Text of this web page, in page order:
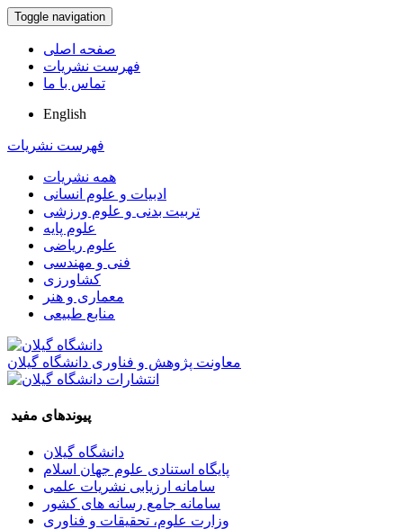
Toggle navigation
صفحه اصلی
فهرست نشریات
تماس با ما
English
فهرست نشریات
همه نشریات
ادبیات و علوم انسانی
تربیت بدنی و علوم ورزشی
علوم پایه
علوم ریاضی
فنی و مهندسی
کشاورزی
معماری و هنر
منابع طبیعی
معاونت پژوهش و فناوری دانشگاه گیلان
پیوندهای مفید
دانشگاه گیلان
پایگاه استنادی علوم جهان اسلام
سامانه ارزیابی نشریات علمی
سامانه جامع رسانه های کشور
وزارت علوم، تحقیقات و فناوری